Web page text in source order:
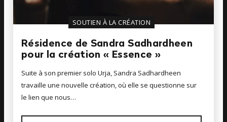
SOUTIEN À LA CRÉATION
Résidence de Sandra Sadhardheen
pour la création « Essence »
Suite à son premier solo Urja, Sandra Sadhardheen
travaille une nouvelle création, où elle se questionne sur
le lien que nous…